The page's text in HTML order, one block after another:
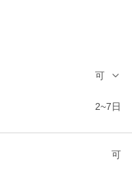
可
2~7日
可